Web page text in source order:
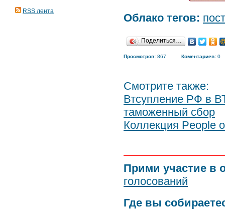
RSS лента
Облако тегов: пост
Поделиться…
Просмотров: 867 Коментариев: 0
Смотрите также:
Втсупление РФ в
таможенный сбор
Коллекция People
Прими участие в
голосований
Где вы